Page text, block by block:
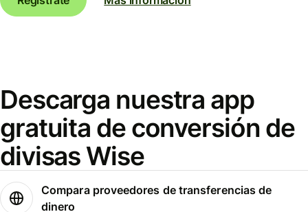
Descarga nuestra app
gratuita de conversión de
divisas Wise
Compara proveedores de transferencias de
dinero